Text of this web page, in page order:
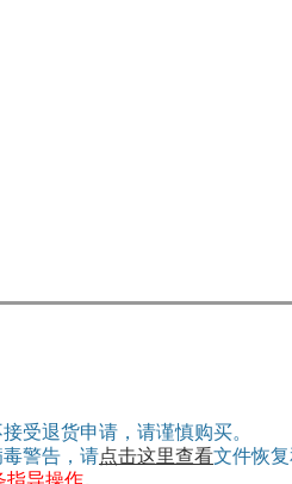
受退货申请，请谨慎购买。
警告，请点击这里查看文件恢复